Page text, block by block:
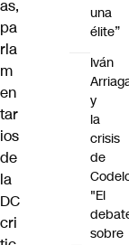
as,
pa
rla
m
en
tar
ios
de
la
DC
cri
una
élite”
Iván
y
la
crisis
de
"El
sobre